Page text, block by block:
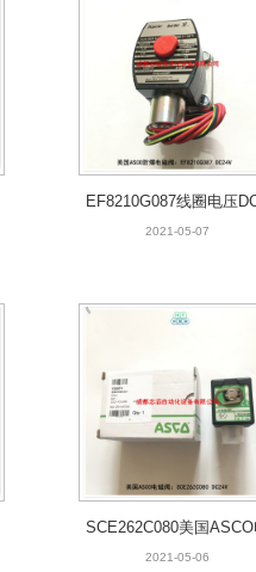
EF8210G087线圈电压
4V美国ASCO防爆电磁阀
2021-05-07
SCE262C080美国ASCO
磁阀线圈电压DC24V
2021-05-06